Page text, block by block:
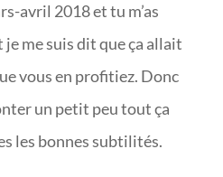
avril 2018 et tu m’as
me suis dit que ça allait
vous en profitiez. Donc
un petit peu tout ça
les bonnes subtilités.